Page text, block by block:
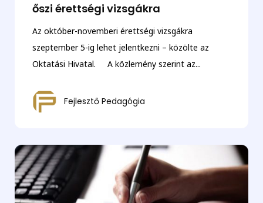
őszi érettségi vizsgákra
Az október-novemberi érettségi vizsgákra
szeptember 5-ig lehet jelentkezni – közölte az
Oktatási Hivatal. A közlemény szerint az...
Fejlesztő Pedagógia